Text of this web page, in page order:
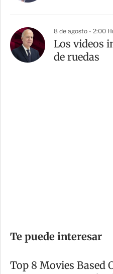
8 de agosto - 2:00
Los videos
de ruedas